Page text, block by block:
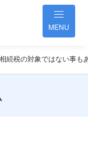
MENU
続税の対象ではない事も